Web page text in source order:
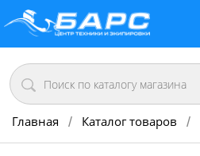
Главная / Каталог товаров /